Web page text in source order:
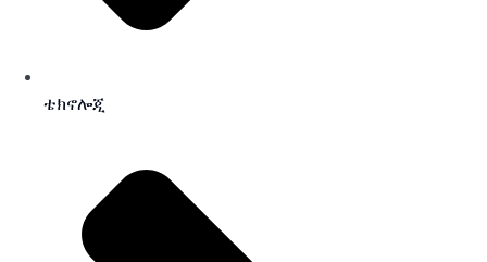
ቴክኖሎጂ